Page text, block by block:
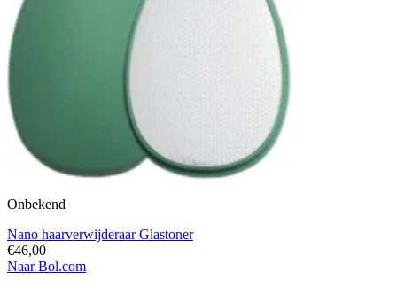
Onbekend
Nano haarverwijderaar Glastoner
€46,00
Naar Bol.com